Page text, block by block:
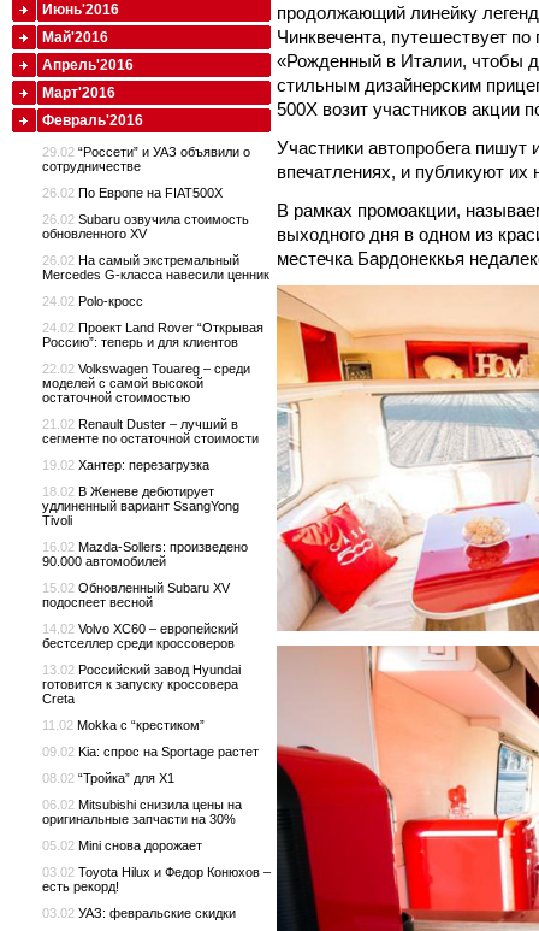
продолжающий линейку
Чинквечента, путешествует
«Рожденный в Италии, чтобы
стильным дизайнерским
500X возит участников
Участники автопробега пишут
впечатлениях, и публикуют их
В рамках промоакции,
выходного дня в одном из
местечка Бардонеккья
Июнь'2016
Май'2016
Апрель'2016
Март'2016
Февраль'2016
29.02 “Россети” и УАЗ объявили о
сотрудничестве
26.02 По Европе на FIAT500X
26.02 Subaru озвучила стоимость
обновленного XV
26.02 На самый экстремальный
Mercedes G-класса навесили ценник
24.02 Polo-кросс
24.02 Проект Land Rover “Открывая
Россию”: теперь и для клиентов
22.02 Volkswagen Touareg – среди
моделей с самой высокой
остаточной стоимостью
21.02 Renault Duster – лучший в
сегменте по остаточной стоимости
19.02 Хантер: перезагрузка
18.02 В Женеве дебютирует
удлиненный вариант SsangYong
Tivoli
16.02 Mazda-Sollers: произведено
90.000 автомобилей
15.02 Обновленный Subaru XV
подоспеет весной
14.02 Volvo XC60 – европейский
бестселлер среди кроссоверов
13.02 Российский завод Hyundai
готовится к запуску кроссовера
Creta
11.02 Mokka с “крестиком”
09.02 Kia: спрос на Sportage растет
08.02 “Тройка” для X1
06.02 Mitsubishi снизила цены на
оригинальные запчасти на 30%
05.02 Mini снова дорожает
03.02 Toyota Hilux и Федор Конюхов –
есть рекорд!
03.02 УАЗ: февральские скидки